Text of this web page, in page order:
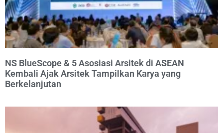
NS BlueScope & 5 Asosiasi Arsitek di ASEAN
Kembali Ajak Arsitek Tampilkan Karya yang
Berkelanjutan